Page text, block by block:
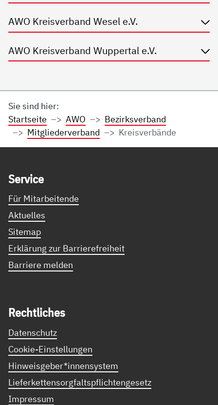
AWO Kreisverband Wesel e.V.
AWO Kreisverband Wuppertal e.V.
Sie sind hier:
Startseite
AWO
Bezirksverband
Mitgliederverband
Kreisverbände
Ser­vice
Für Mitarbeitende
Aktuelles
Sitemap
Erklärung zur Barrierefreiheit
Barriere melden
Recht­li­ches
Datenschutz
Cookie-Einstellungen
Hinweisgeber*innensystem
Lieferkettensorgfaltspflichtengesetz
Impressum